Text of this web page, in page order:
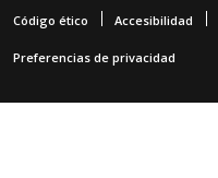
Código ético Accesibilidad
Preferencias de privacidad